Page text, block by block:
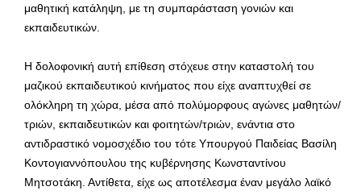
μαθητική κατάληψη, με τη συμπαράσταση γονιών και
εκπαιδευτικών.
Η δολοφονική αυτή επίθεση στόχευε στην καταστολή του
μαζικού εκπαιδευτικού κινήματος που είχε αναπτυχθεί σε
ολόκληρη τη χώρα, μέσα από πολύμορφους αγώνες μαθητών/
τριών, εκπαιδευτικών και φοιτητών/τριών, ενάντια στο
αντιδραστικό νομοσχέδιο του τότε Υπουργού Παιδείας Βασίλη
Κοντογιαννόπουλου της κυβέρνησης Κωνσταντίνου
Μητσοτάκη. Αντίθετα, είχε ως αποτέλεσμα έναν μεγάλο λαϊκό